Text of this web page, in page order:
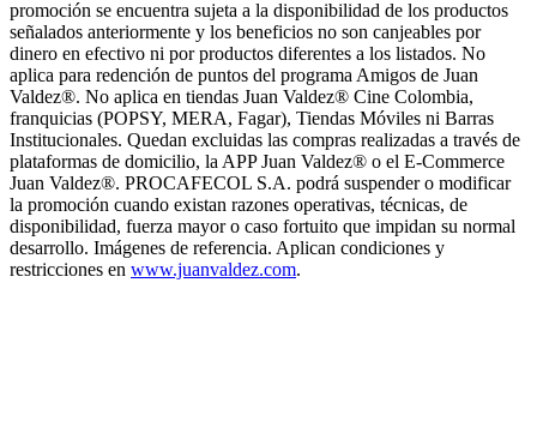
promoción se encuentra sujeta a la disponibilidad de los productos
señalados anteriormente y los beneficios no son canjeables por
dinero en efectivo ni por productos diferentes a los listados. No
aplica para redención de puntos del programa Amigos de Juan
Valdez®. No aplica en tiendas Juan Valdez® Cine Colombia,
franquicias (POPSY, MERA, Fagar), Tiendas Móviles ni Barras
Institucionales. Quedan excluidas las compras realizadas a través de
plataformas de domicilio, la APP Juan Valdez® o el E-Commerce
Juan Valdez®. PROCAFECOL S.A. podrá suspender o modificar
la promoción cuando existan razones operativas, técnicas, de
disponibilidad, fuerza mayor o caso fortuito que impidan su normal
desarrollo. Imágenes de referencia. Aplican condiciones y
restricciones en www.juanvaldez.com.